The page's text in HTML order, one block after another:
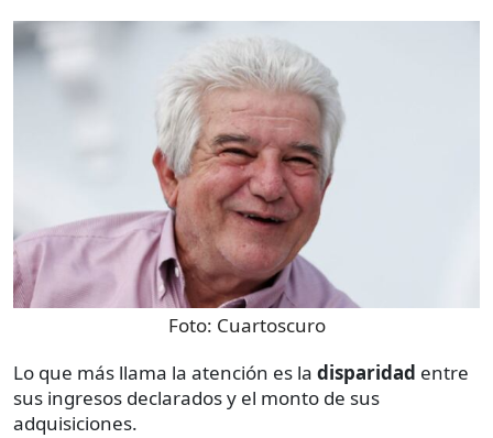
Foto: Cuartoscuro
Lo que más llama la atención es la disparidad entre
sus ingresos declarados y el monto de sus
adquisiciones.